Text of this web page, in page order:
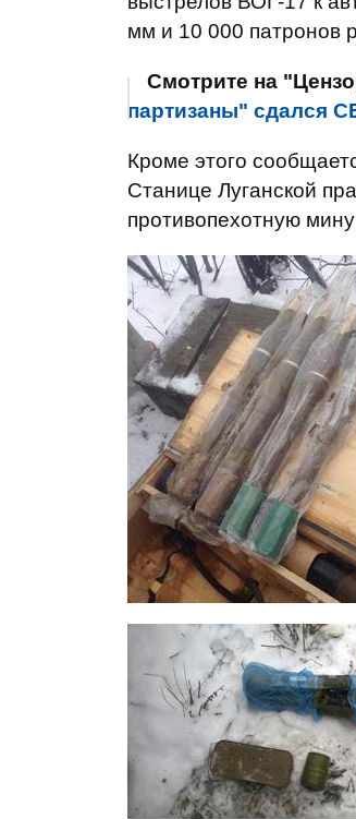
мм и 10 000 патронов
Смотрите на
партизаны" сдался
Кроме этого
Станице Луганской
противопехотную